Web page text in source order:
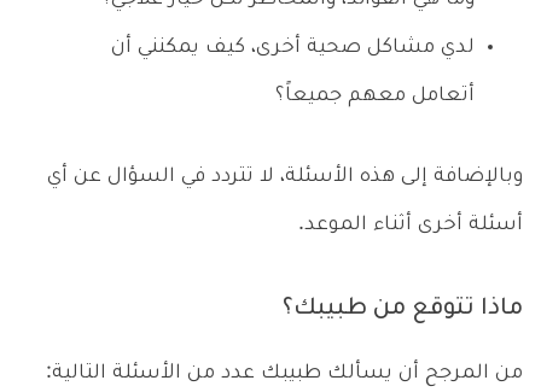
لدي مشاكل صحية أخرى، كيف يمكنني أن
أتعامل معهم جميعاً؟
وبالإضافة إلى هذه الأسئلة، لا تتردد في السؤال عن أي
أسئلة أخرى أثناء الموعد.
ماذا تتوقع من طبيبك؟
من المرجح أن يسألك طبيبك عدد من الأسئلة التالية: